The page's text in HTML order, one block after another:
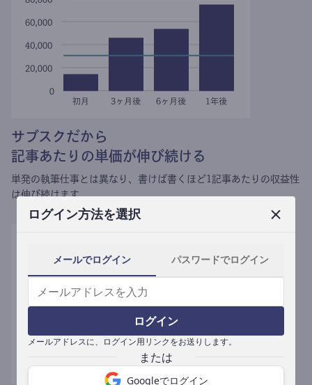
ログイン方法を選択
メールでログイン パスワードでログイン
ログイン
メールアドレスに、ログイン用リンクをお送りします。
Googleでログイン
サブスクだから
記事あたりの単価が伸び続ける
単発の執筆仕事とは異なり、 書けば書くほど1記事あたりの収益性
は伸び続けます。